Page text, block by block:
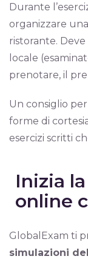
Durante
organizzare
ristorante.
locale
prenotare, il
Un consiglio
forme di
esercizi scritti
Inizia
online
GlobalExam ti
simulazioni